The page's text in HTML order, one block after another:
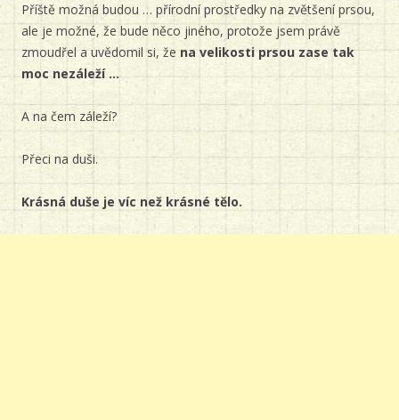
Příště možná budou … přírodní prostředky na zvětšení prsou,
ale je možné, že bude něco jiného, protože jsem právě
zmoudřel a uvědomil si, že na velikosti prsou zase tak
moc nezáleží …
A na čem záleží?
Přeci na duši.
Krásná duše je víc než krásné tělo.